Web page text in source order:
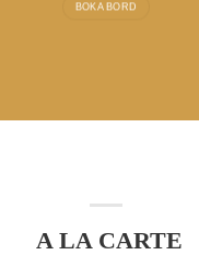
BOKA BORD
A LA CARTE